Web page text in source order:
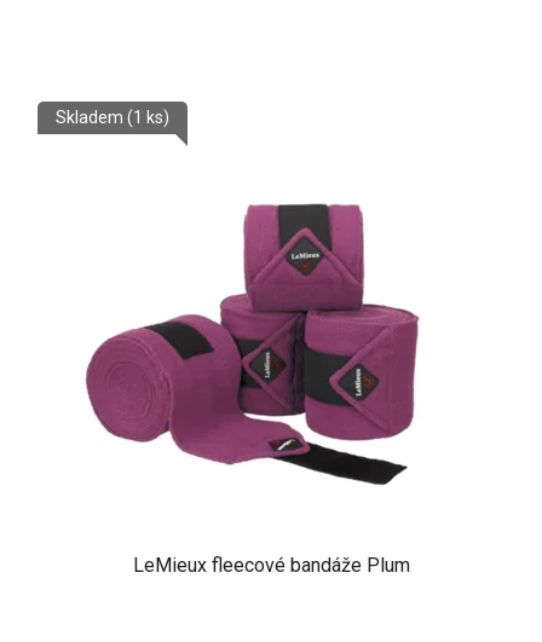
LeMieux fleecové bandáže Plum
Skladem (1 ks)